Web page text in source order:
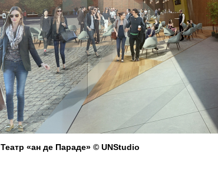
Театр «ан де Параде» © UNStudio